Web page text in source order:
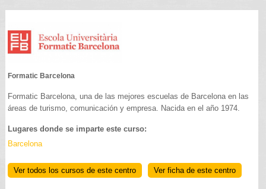
Formatic Barcelona
Formatic Barcelona, una de las mejores escuelas de Barcelona en las
áreas de turismo, comunicación y empresa. Nacida en el año 1974.
Lugares donde se imparte este curso:
Barcelona
Ver todos los cursos de este centro Ver ficha de este centro